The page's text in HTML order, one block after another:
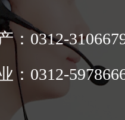
：0312-
：0312-